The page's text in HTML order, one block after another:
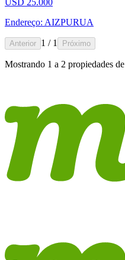
Endereço: AIZPURUA
Anterior 1 / 1 Próximo
Mostrando 1 a 2 propiedades de